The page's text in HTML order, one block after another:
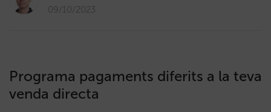
09/10/2023
Programa pagaments diferits a la teva
venda directa